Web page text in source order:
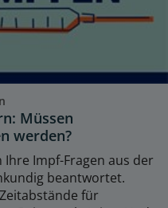
Müssen
werden?
Impf-Fragen aus der
beantwortet.
für